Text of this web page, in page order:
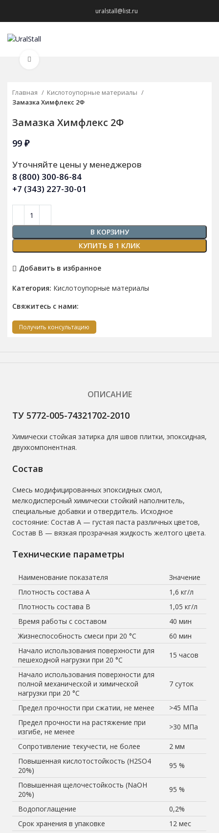
uralstall@list.ru
Главная
Кислотоупорные материалы
Замазка Химфлекс 2Ф
Замазка Химфлекс 2Ф
99 ₽
Уточняйте цены у менеджеров
8 (800) 300-86-84
+7 (343) 227-30-01
В КОРЗИНУ
КУПИТЬ В 1 КЛИК
Добавить в избранное
Категория: Кислотоупорные материалы
Свяжитесь с нами:
Получить консультацию
ОПИСАНИЕ
ТУ 5772-005-74321702-2010
Химически стойкая затирка для швов плитки, эпоксидная,
двухкомпонентная.
Состав
Смесь модифицированных эпоксидных смол,
мелкодисперсный химически стойкий наполнитель,
специальные добавки и отвердитель. Исходное
состояние: Состав А — густая паста различных цветов,
Состав B — вязкая прозрачная жидкость желтого цвета.
Технические параметры
Наименование показателя
Значение
Плотность состава А
1,6 кг/л
Плотноcть состава B
1,05 кг/л
Время работы с составом
40 мин
Жизнеспособность смеси при 20 °С
60 мин
Начало использования поверхности для
пешеходной нагрузки при 20 °С
15 часов
Начало использования поверхности для
полной механической и химической
нагрузки при 20 °С
7 суток
Предел прочности при сжатии, не менее
>45 МПа
Предел прочности на растяжение при
изгибе, не менее
>30 МПа
Сопротивление текучести, не более
2 мм
Повышенная кислотостойкость (H2SO4
20%)
95 %
Повышенная щелочестойкость (NaOH
20%)
95 %
Водопоглащение
0,2%
Срок хранения в упаковке
12 мес